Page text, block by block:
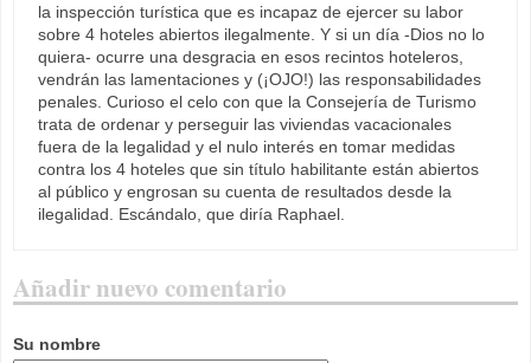
la inspección turística que es incapaz de ejercer su labor
sobre 4 hoteles abiertos ilegalmente. Y si un día -Dios no lo
quiera- ocurre una desgracia en esos recintos hoteleros,
vendrán las lamentaciones y (¡OJO!) las responsabilidades
penales. Curioso el celo con que la Consejería de Turismo
trata de ordenar y perseguir las viviendas vacacionales
fuera de la legalidad y el nulo interés en tomar medidas
contra los 4 hoteles que sin título habilitante están abiertos
al público y engrosan su cuenta de resultados desde la
ilegalidad. Escándalo, que diría Raphael.
Añadir nuevo comentario
Su nombre